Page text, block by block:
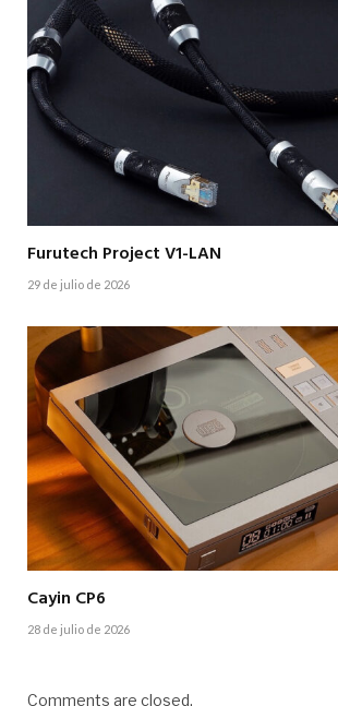
Furutech Project V1-LAN
29 de julio de 2026
Cayin CP6
28 de julio de 2026
Comments are closed.